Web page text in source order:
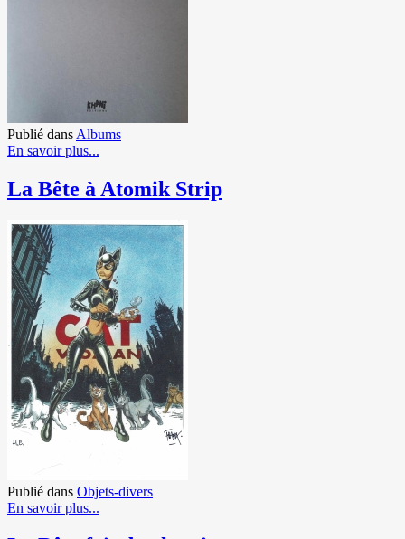
Publié dans Albums
En savoir plus...
La Bête à Atomik Strip
Publié dans Objets-divers
En savoir plus...